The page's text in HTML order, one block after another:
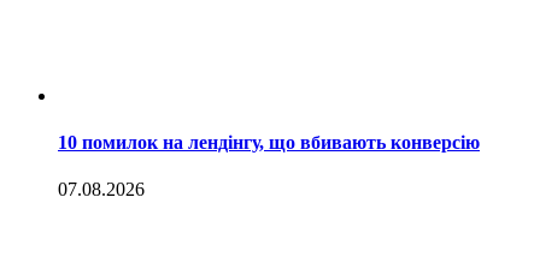
10 помилок на лендінгу, що вбивають конверсію
07.08.2026